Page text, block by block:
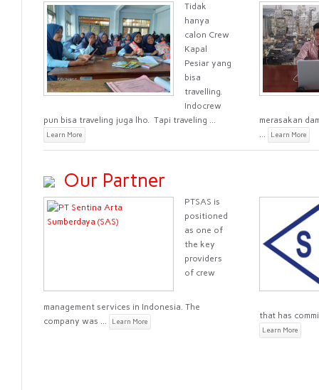
merasakan
...
Learn More
Tidak
hanya
calon Crew
Kapal
Pesiar yang
bisa
travelling.
Indocrew
pun bisa traveling juga lho. Tapi traveling ...
Learn More
Our Partner
that has
Learn More
PTSAS is
positioned
as one of
the key
providers
of crew
management services in Indonesia. The
company was ...
Learn More